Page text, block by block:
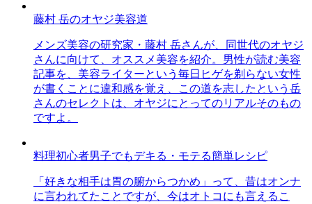
藤村 岳のオヤジ美容道
メンズ美容の研究家・藤村 岳さんが、同世代のオヤジ
さんに向けて、オススメ美容を紹介。男性が読む美容
記事を、美容ライターという毎日ヒゲを剃らない女性
が書くことに違和感を覚え、この道を志したという岳
さんのセレクトは、オヤジにとってのリアルそのもの
ですよ。
料理初心者男子でもデキる・モテる簡単レシピ
「好きな相手は胃の腑からつかめ」って、昔はオンナ
に言われてたことですが、今はオトコにも言えるこ